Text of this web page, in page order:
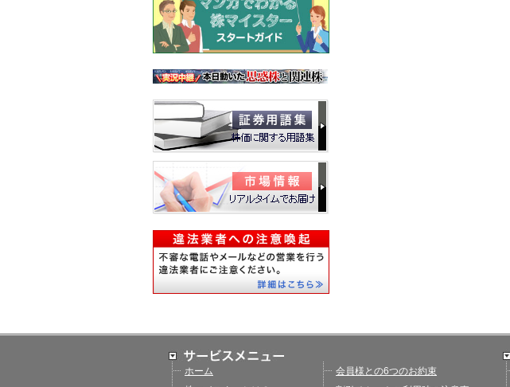
ホーム
会員様との6つのお約束